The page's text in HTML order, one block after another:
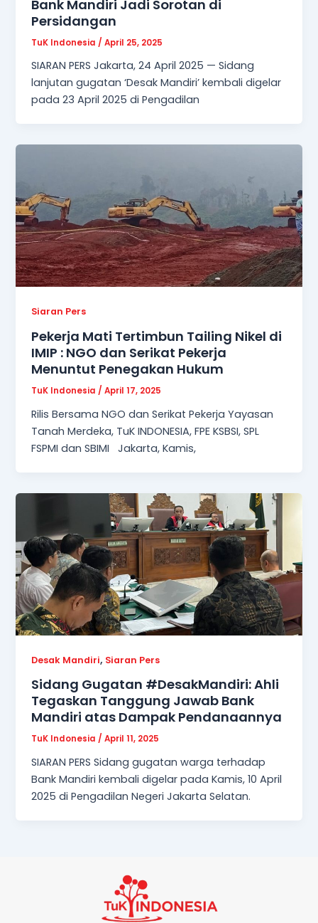
Bank Mandiri Jadi Sorotan di
Persidangan
TuK Indonesia /April 25, 2025
SIARAN PERS Jakarta, 24 April 2025 — Sidang
lanjutan gugatan ‘Desak Mandiri’ kembali digelar
pada 23 April 2025 di Pengadilan
Siaran Pers
Pekerja Mati Tertimbun Tailing Nikel di
IMIP : NGO dan Serikat Pekerja
Menuntut Penegakan Hukum
TuK Indonesia /April 17, 2025
Rilis Bersama NGO dan Serikat Pekerja Yayasan
Tanah Merdeka, TuK INDONESIA, FPE KSBSI, SPL
FSPMI dan SBIMI Jakarta, Kamis,
Desak Mandiri, Siaran Pers
Sidang Gugatan #DesakMandiri: Ahli
Tegaskan Tanggung Jawab Bank
Mandiri atas Dampak Pendanaannya
TuK Indonesia/April 11, 2025
SIARAN PERS Sidang gugatan warga terhadap
Bank Mandiri kembali digelar pada Kamis, 10 April
2025 di Pengadilan Negeri Jakarta Selatan.